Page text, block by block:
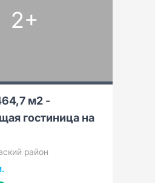
2+
м2 -
гостиница на
район